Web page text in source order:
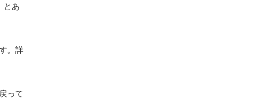
とあ
。詳
って